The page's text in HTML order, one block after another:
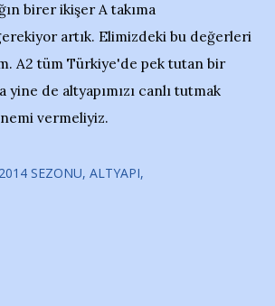
birer ikişer A takıma
artık. Elimizdeki bu değerleri
A2 tüm Türkiye'de pek tutan bir
yine de altyapımızı canlı tutmak
vermeliyiz.
SEZONU ALTYAPI